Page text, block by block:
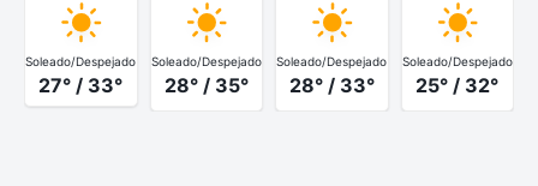
Soleado/Despejado
27° / 33°
Soleado/Despejado
28° / 35°
Soleado/Despejado
28° / 33°
Soleado/Despejado
25° / 32°